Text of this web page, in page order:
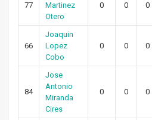
77
Martinez
Otero
0 0 0
66
Joaquin
Lopez
Cobo
0 0 0
84
Jose
Antonio
Miranda
Cires
0 0 0